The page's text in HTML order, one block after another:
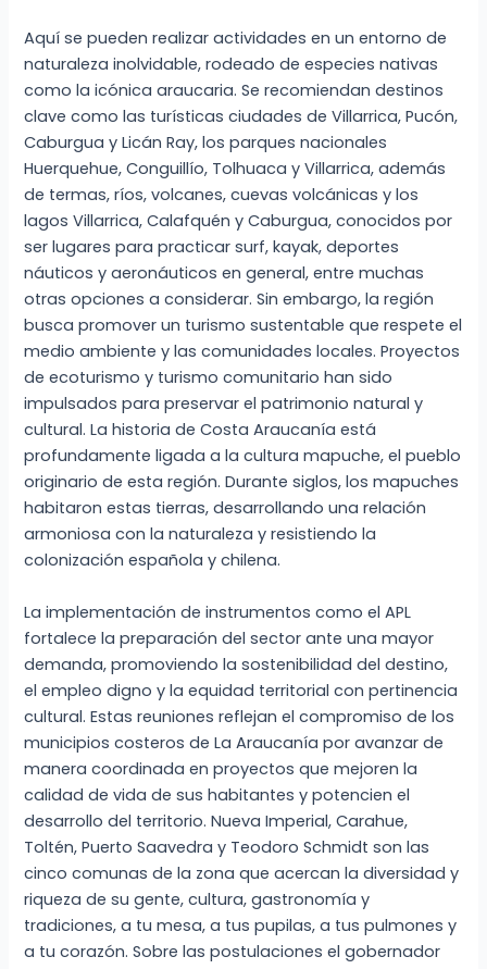
Aquí se pueden realizar actividades en un entorno de
naturaleza inolvidable, rodeado de especies nativas
como la icónica araucaria. Se recomiendan destinos
clave como las turísticas ciudades de Villarrica, Pucón,
Caburgua y Licán Ray, los parques nacionales
Huerquehue, Conguillío, Tolhuaca y Villarrica, además
de termas, ríos, volcanes, cuevas volcánicas y los
lagos Villarrica, Calafquén y Caburgua, conocidos por
ser lugares para practicar surf, kayak, deportes
náuticos y aeronáuticos en general, entre muchas
otras opciones a considerar. Sin embargo, la región
busca promover un turismo sustentable que respete el
medio ambiente y las comunidades locales. Proyectos
de ecoturismo y turismo comunitario han sido
impulsados para preservar el patrimonio natural y
cultural. La historia de Costa Araucanía está
profundamente ligada a la cultura mapuche, el pueblo
originario de esta región. Durante siglos, los mapuches
habitaron estas tierras, desarrollando una relación
armoniosa con la naturaleza y resistiendo la
colonización española y chilena.
La implementación de instrumentos como el APL
fortalece la preparación del sector ante una mayor
demanda, promoviendo la sostenibilidad del destino,
el empleo digno y la equidad territorial con pertinencia
cultural. Estas reuniones reflejan el compromiso de los
municipios costeros de La Araucanía por avanzar de
manera coordinada en proyectos que mejoren la
calidad de vida de sus habitantes y potencien el
desarrollo del territorio. Nueva Imperial, Carahue,
Toltén, Puerto Saavedra y Teodoro Schmidt son las
cinco comunas de la zona que acercan la diversidad y
riqueza de su gente, cultura, gastronomía y
tradiciones, a tu mesa, a tus pupilas, a tus pulmones y
a tu corazón. Sobre las postulaciones el gobernador